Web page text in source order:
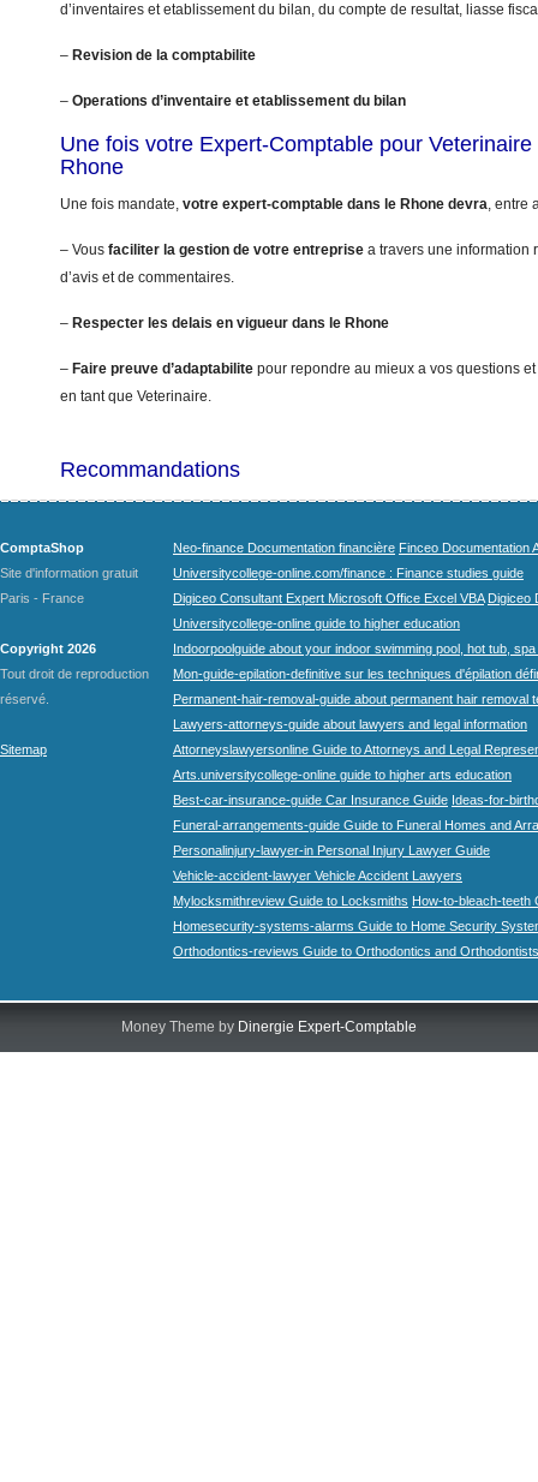
d’inventaires et etablissement du bilan, du compte de resultat, liasse
– Revision de la comptabilite
– Operations d’inventaire et etablissement du bilan
Une fois votre Expert-Comptable pour
Rhone
Une fois mandate, votre expert-comptable dans le Rhone devra, entre
– Vous faciliter la gestion de votre entreprise a travers une information
d’avis et de commentaires.
– Respecter les delais en vigueur dans le Rhone
– Faire preuve d’adaptabilite pour repondre au mieux a vos questions
en tant que Veterinaire.
Recommandations
ComptaShop
Site d'information gratuit
Paris - France
Copyright 2026
Tout droit de reproduction
réservé.
Sitemap
Neo-finance Documentation financière Finceo Documentation
Universitycollege-online.com/finance : Finance studies guide
Digiceo Consultant Expert Microsoft Office Excel VBA Digiceo
Universitycollege-online guide to higher education
Indoorpoolguide about your indoor swimming pool, hot tub,
Mon-guide-epilation-definitive sur les techniques d'épilation
Permanent-hair-removal-guide about permanent hair removal
Lawyers-attorneys-guide about lawyers and legal information
Attorneyslawyersonline Guide to Attorneys and Legal
Arts.universitycollege-online guide to higher arts education
Best-car-insurance-guide Car Insurance Guide Ideas-for-
Funeral-arrangements-guide Guide to Funeral Homes and
Personalinjury-lawyer-in Personal Injury Lawyer Guide
Vehicle-accident-lawyer Vehicle Accident Lawyers
Mylocksmithreview Guide to Locksmiths How-to-bleach-teeth
Homesecurity-systems-alarms Guide to Home Security
Orthodontics-reviews Guide to Orthodontics and Orthodontists
Money Theme by Dinergie Expert-Comptable